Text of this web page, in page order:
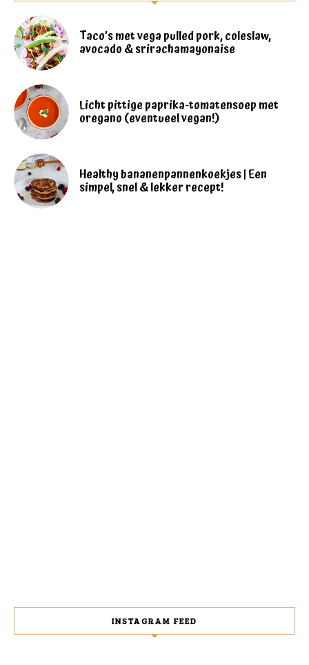
Taco’s met vega pulled pork, coleslaw,
avocado & srirachamayonaise
Licht pittige paprika-tomatensoep met
oregano (eventueel vegan!)
Healthy bananenpannenkoekjes | Een
simpel, snel & lekker recept!
INSTAGRAM FEED